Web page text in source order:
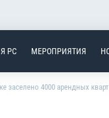
РС МЕРОПРИЯТИЯ
заселено 4000 арендных